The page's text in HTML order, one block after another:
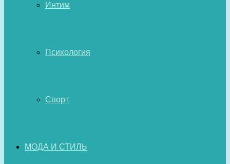
Интим
Психология
Спорт
МОДА И СТИЛЬ